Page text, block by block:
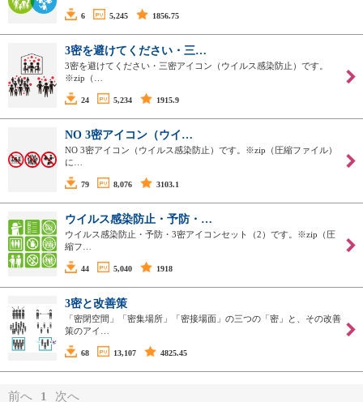
6 5,245 1856.75
3密を避けてください・三…
3密を避けてください・三密アイコン（ウイルス感染防止）です。
※zip（…
24 5,234 1915.9
NO 3密アイコン（ウイ…
NO 3密アイコン（ウイルス感染防止）です。※zip（圧縮ファイル）
に…
79 8,076 3103.1
ウイルス感染防止・予防・…
ウイルス感染防止・予防・3密アイコンセット（2）です。※zip（圧
縮フ…
44 5,040 1918
3密と改善策
「密閉空間」「密集場所」「密接場面」の三つの「密」と、その改善
策のアイ…
68 13,107 4825.45
前へ 1 次へ